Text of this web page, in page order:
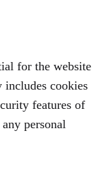
for the website
cookies
features of
personal